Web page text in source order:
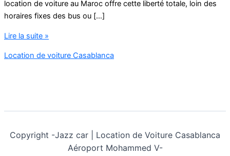
location de voiture au Maroc offre cette liberté totale, loin des
horaires fixes des bus ou […]
Location
voiture
Lire la suite »
Location de voiture Casablanca
Copyright -Jazz car | Location de Voiture Casablanca
Aéroport Mohammed V-